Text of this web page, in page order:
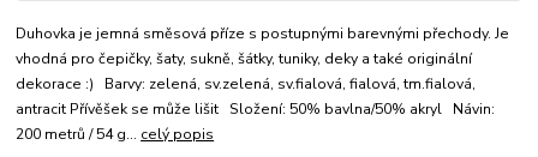
Duhovka je jemná směsová příze s postupnými barevnými přechody. Je
vhodná pro čepičky, šaty, sukně, šátky, tuniky, deky a také originální
dekorace :) Barvy: zelená, sv.zelená, sv.fialová, fialová, tm.fialová,
antracit Přívěšek se může lišit Složení: 50% bavlna/50% akryl Návin:
200 metrů / 54 g... celý popis